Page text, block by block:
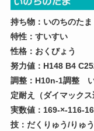
持ち物：いのちのたま
特性：すいすい
性格：おくびょう
努力値：H148 B4
調整：H10n-1調整
定耐え（ダイマックス
実数値：169-×-116-
技：だくりゅう/りゅ